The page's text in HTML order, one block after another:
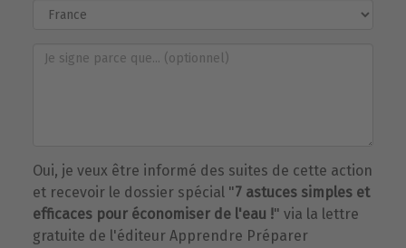
Oui, je veux être informé des suites de cette action
et recevoir le dossier spécial "7 astuces simples et
efficaces pour économiser de l'eau !" via la lettre
gratuite de l'éditeur Apprendre Préparer